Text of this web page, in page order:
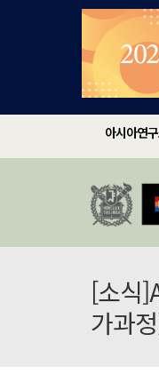
아시아연
[소식
가과